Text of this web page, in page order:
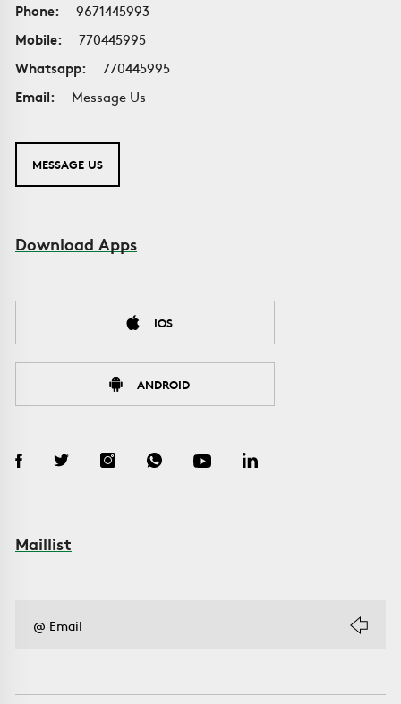
Phone:
9671445993
Mobile:
770445995
Whatsapp:
770445995
Email:
Message Us
MESSAGE US
Download Apps
IOS
ANDROID
Maillist